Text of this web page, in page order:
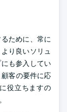
ために、常に
り良いソリュ
も参入してい
客の要件に応
役立ちますの